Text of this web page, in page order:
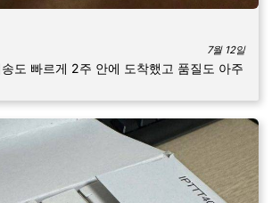
7월 12일
도 빠르게 2주 안에 도착했고 품질도 아주